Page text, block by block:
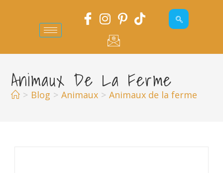
Animaux De La Ferme
> Blog > Animaux > Animaux de la ferme